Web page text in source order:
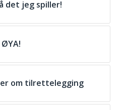
det jeg spiller!
ØYA!
om tilrettelegging